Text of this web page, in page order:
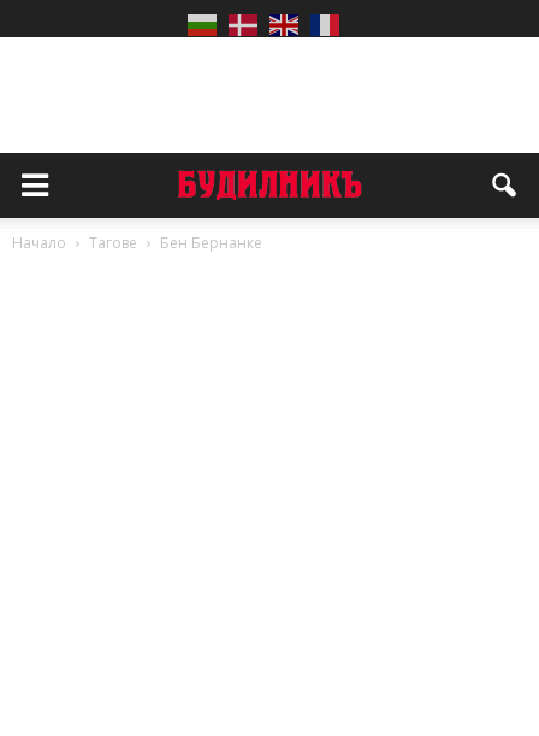
Начало Тагове Бен Бернанке